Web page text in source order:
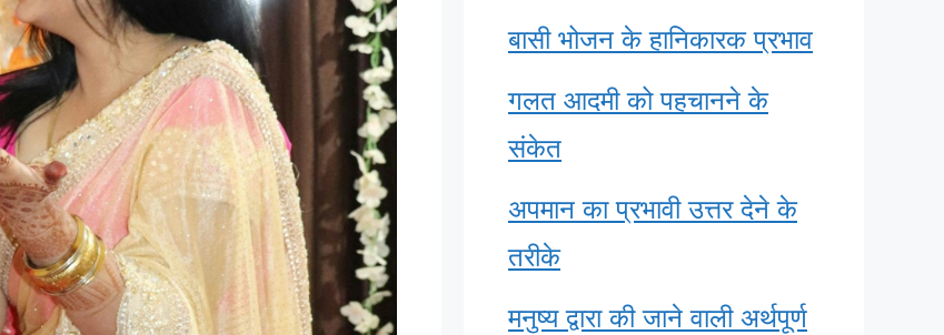
बासी भोजन के हानिकारक प्रभाव
गलत आदमी को पहचानने के
संकेत
अपमान का प्रभावी उत्तर देने के
तरीके
मनुष्य द्वारा की जाने वाली अर्थपूर्ण